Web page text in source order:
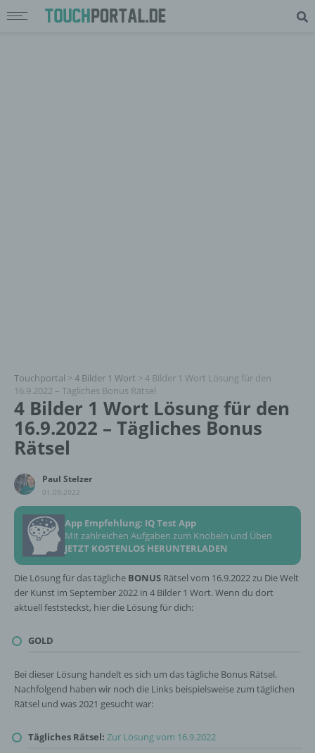
Touchportal > 4 Bilder 1 Wort > 4 Bilder 1 Wort Lösung für den
16.9.2022 – Tägliches Bonus Rätsel
4 Bilder 1 Wort Lösung für den
16.9.2022 – Tägliches Bonus
Rätsel
Paul Stelzer
01.09.2022
App Empfehlung: IQ Test App
Mit zahlreichen Aufgaben zum Knobeln und Üben
JETZT KOSTENLOS HERUNTERLADEN
Die Lösung für das tägliche BONUS Rätsel vom 16.9.2022 zu Die Welt
der Kunst im September 2022 in 4 Bilder 1 Wort. Wenn du dort
aktuell feststeckst, hier die Lösung für dich:
GOLD
Bei dieser Lösung handelt es sich um das tägliche Bonus Rätsel.
Nachfolgend haben wir noch die Links beispielsweise zum täglichen
Rätsel und was 2021 gesucht war:
Tägliches Rätsel: Zur Lösung vom 16.9.2022